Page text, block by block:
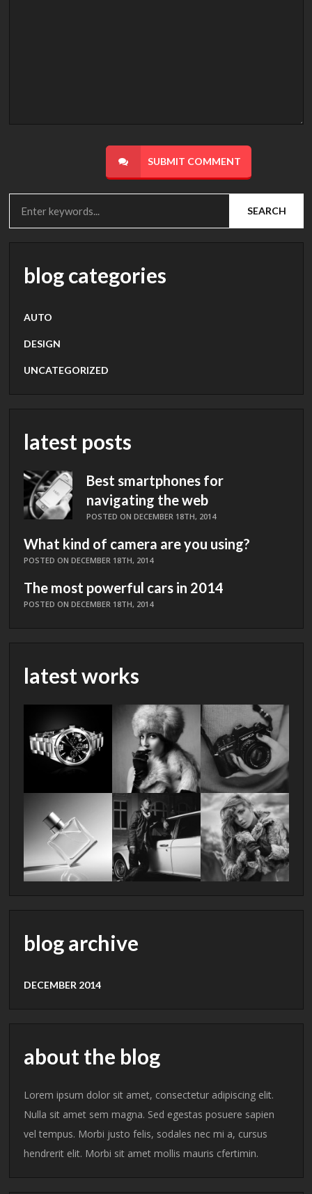
SUBMIT COMMENT
SEARCH
blog categories
AUTO
DESIGN
UNCATEGORIZED
latest posts
Best smartphones for
navigating the web
POSTED ON DECEMBER 18TH, 2014
What kind of camera are you using?
POSTED ON DECEMBER 18TH, 2014
The most powerful cars in 2014
POSTED ON DECEMBER 18TH, 2014
latest works
blog archive
DECEMBER 2014
about the blog
Lorem ipsum dolor sit amet, consectetur adipiscing elit.
Nulla sit amet sem magna. Sed egestas posuere sapien
vel tempus. Morbi justo felis, sodales nec mi a, cursus
hendrerit elit. Morbi sit amet mollis mauris cfertimin.